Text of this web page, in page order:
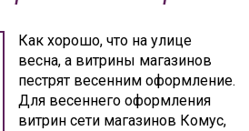
Как хорошо, что на улице
весна, а витрины магазинов
пестрят весенним оформление.
Для весеннего оформления
витрин сети магазинов Комус,